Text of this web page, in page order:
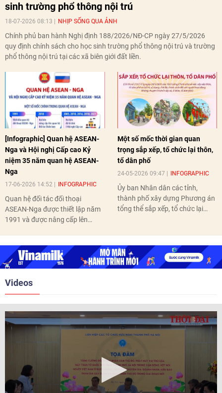
sinh trường phổ thông nội trú
18-07-2026 08:13 NHỊP SỐNG QUA ẢNH
Chính phủ ban hành Nghị định 188/2026/NĐ-CP ngày 27/5/2026
quy định chính sách cho học sinh trường phổ thông nội trú và trường
phổ thông nội trú tại các xã biên giới đất liền.
[Infographic] Quan hệ ASEAN-
Nga và Hội nghị Cấp cao Kỷ
niệm 35 năm quan hệ ASEAN-
Nga
17-06-2026 14:52 INFOGRAPHIC
Quan hệ đối tác đối thoại
ASEAN-Nga được thiết lập năm
1991 và được nâng cấp lên
nghị Cấp cao vào các năm 2005,
2010, 2016, 2018, 2021.
Một số mốc thời gian quan
trọng sắp xếp, tổ chức lại thôn,
tổ dân phố
24-05-2026 09:47 INFOGRAPHIC
Ủy ban Nhân dân các tỉnh,
thành phố xây dựng Phương án
tổng thể sắp xếp, tổ chức lại
Videos